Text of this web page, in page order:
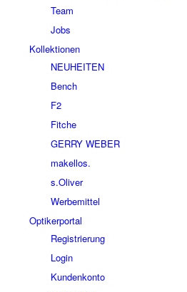
Team
Jobs
Kollektionen
NEUHEITEN
Bench
F2
Fitche
GERRY WEBER
makellos.
s.Oliver
Werbemittel
Optikerportal
Registrierung
Login
Kundenkonto